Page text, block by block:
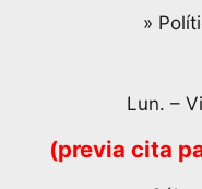
»
Lun. –
(previa cita